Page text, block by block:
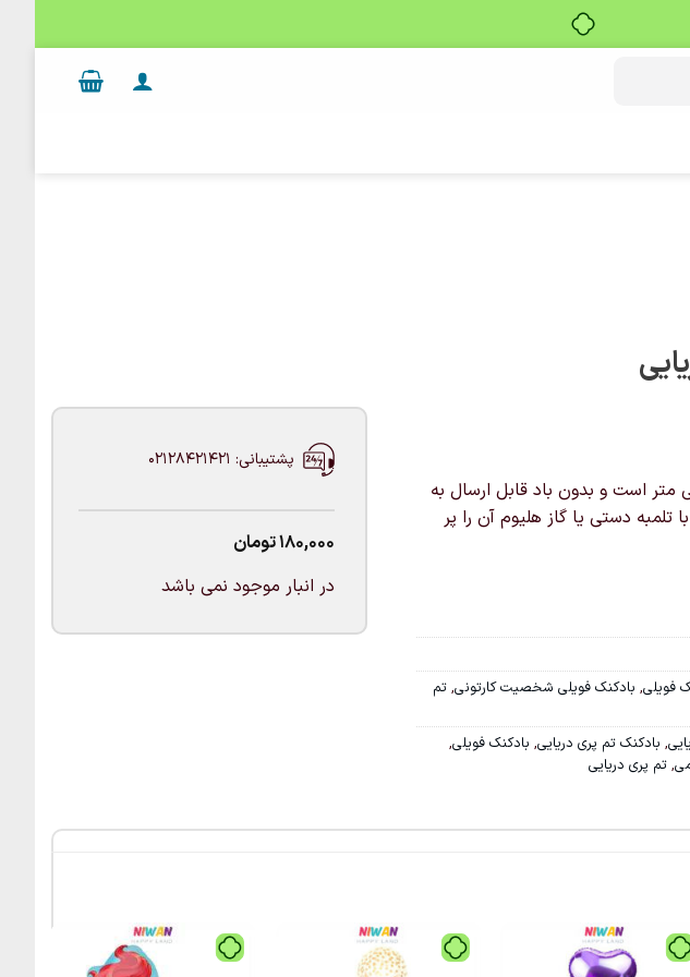
48 در 74 سانتی متر است و بدون باد قابل ارسال به
تلمبه دستی یا گاز هلیوم آن را پر
فویلی, بادکنک فویلی شخصیت کارتونی, تم
, بادکنک تم پری دریایی, بادکنک فویلی,
, تم پری دریایی
پشتیبانی: 02128421421
180,000تومان
در انبار موجود نمی باشد